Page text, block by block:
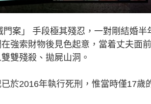
案」 手段極其殘忍，一對剛結婚
強索財物後見色起意，當着丈夫面
雙殘殺、拋屍山洞。
於2016年執行死刑，惟當時僅17歲